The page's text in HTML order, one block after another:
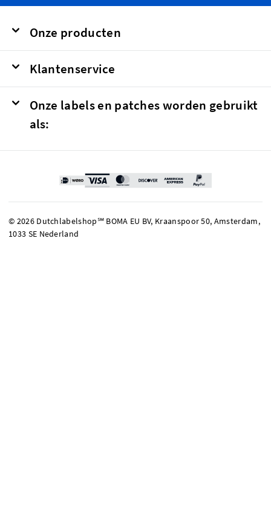
Onze producten
Klantenservice
Onze labels en patches worden gebruikt
als:
© 2026 Dutchlabelshop℠ BOMA EU BV, Kraanspoor 50, Amsterdam,
1033 SE Nederland